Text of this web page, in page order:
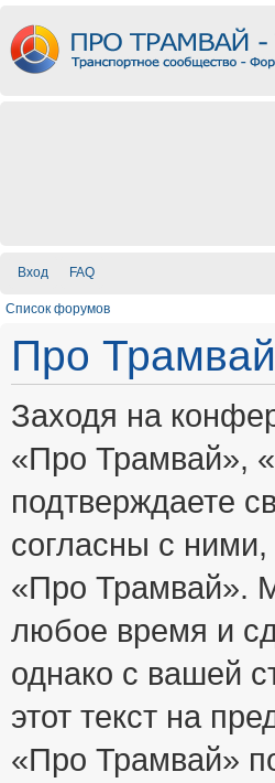
Вход FAQ
Список форумов
Про
Заходя на
«Про Трамвай»,
подтверждаете
согласны с
«Про Трамвай».
любое время и
однако с вашей
этот текст на
«Про Трамвай»